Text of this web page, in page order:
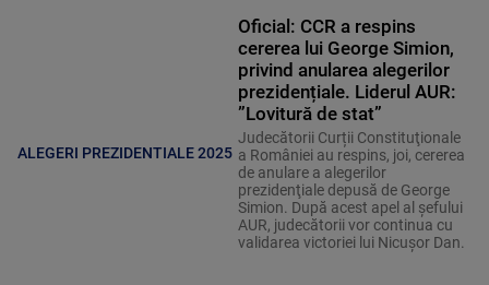
ALEGERI PREZIDENTIALE 2025
Oficial: CCR a respins
cererea lui George Simion,
privind anularea alegerilor
prezidențiale. Liderul AUR:
”Lovitură de stat”
Judecătorii Curții Constituţionale
a României au respins, joi, cererea
de anulare a alegerilor
prezidenţiale depusă de George
Simion. După acest apel al șefului
AUR, judecătorii vor continua cu
validarea victoriei lui Nicușor Dan.